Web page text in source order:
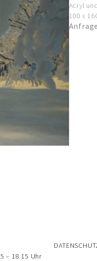
Acryl
100 x
Anfrage
– 18.15 Uhr